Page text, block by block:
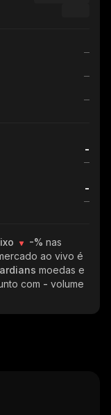
-
-
-% nas
ao vivo é
moedas e
com - volume